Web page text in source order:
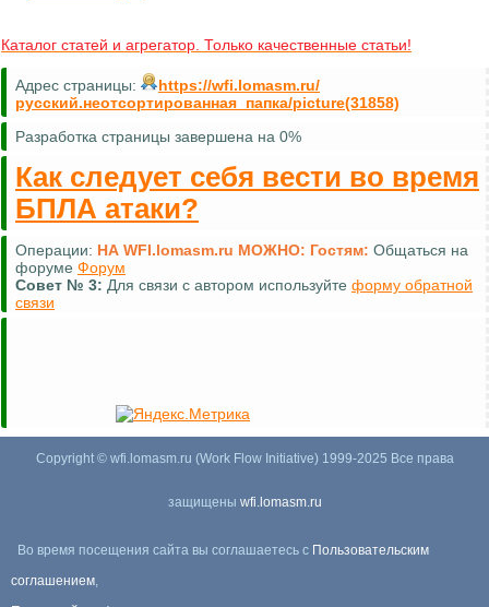
Каталог статей и агрегатор. Только качественные статьи!
Адрес страницы:
https://wfi.lomasm.ru/
русский.неотсортированная_папка/picture(31858)
Разработка страницы завершена на 0%
Как следует себя вести во время
БПЛА атаки?
Операции: НА WFI.lomasm.ru МОЖНО: Гостям: Общаться на
форуме Форум
Совет № 3: Для связи с автором используйте форму обратной
связи
Copyright © wfi.lomasm.ru (Work Flow Initiative) 1999-2025 Все права
защищены wfi.lomasm.ru
Во время посещения сайта вы соглашаетесь с Пользовательским
соглашением,